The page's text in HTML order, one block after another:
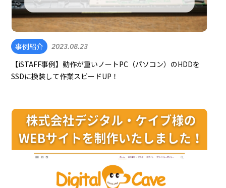
事例紹介 2023.08.23
【iSTAFF事例】動作が重いノートPC（パソコン）のHDDを
SSDに換装して作業スピードUP！